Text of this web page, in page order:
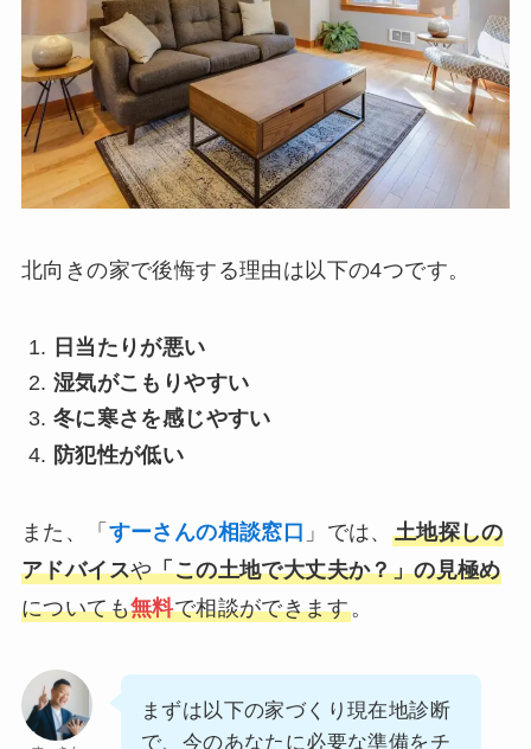
北向きの家で後悔する理由は以下の4つです。
日当たりが悪い
湿気がこもりやすい
冬に寒さを感じやすい
防犯性が低い
また、「 すーさんの相談窓口 」では、 土地探しの
アドバイスや「この土地で大丈夫か？」の見極め
についても無料で相談ができます。
まずは以下の家づくり現在地診断
で、今のあなたに必要な準備をチ